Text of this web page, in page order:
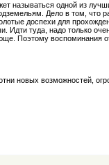
называться одной из
Дело в том, что
доспехи для
Идти туда, надо только
Поэтому воспоминания
новых возможностей,